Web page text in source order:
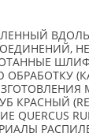
КРАСНЫЙ
QUERCUS